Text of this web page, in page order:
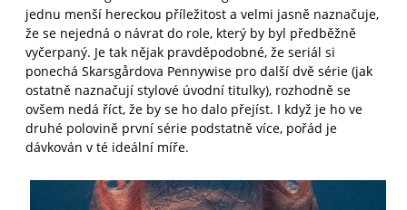
jednu menší hereckou příležitost a velmi jasně naznačuje,
že se nejedná o návrat do role, který by byl předběžně
vyčerpaný. Je tak nějak pravděpodobné, že seriál si
ponechá Skarsgårdova Pennywise pro další dvě série (jak
ostatně naznačují stylové úvodní titulky), rozhodně se
ovšem nedá říct, že by se ho dalo přejíst. I když je ho ve
druhé polovině první série podstatně více, pořád je
dávkován v té ideální míře.